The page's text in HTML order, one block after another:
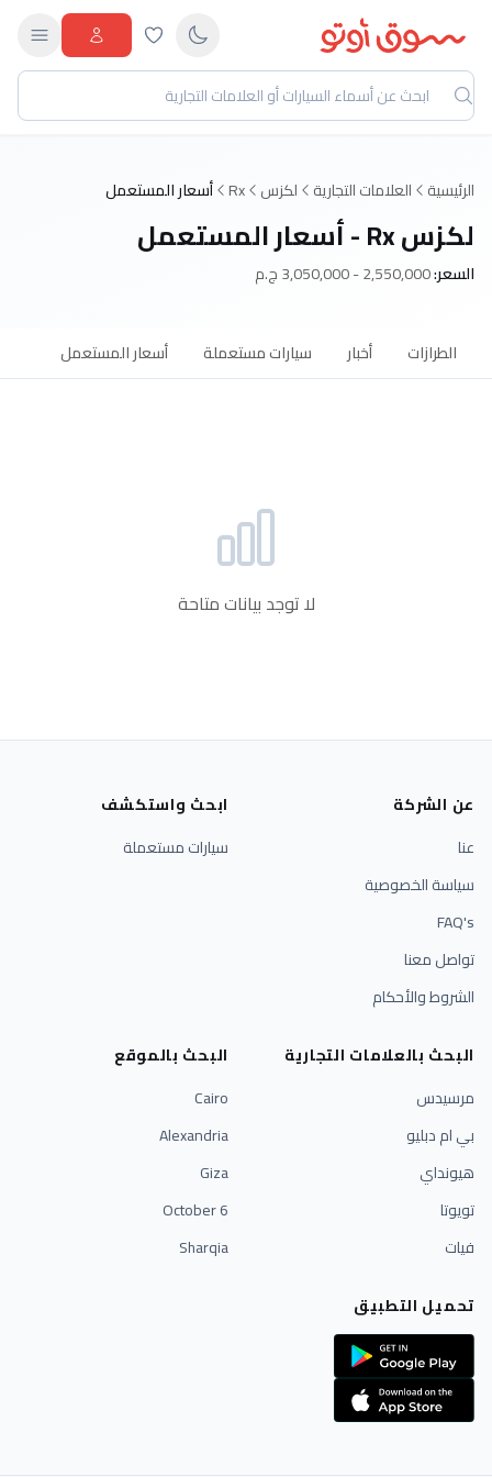
الرئيسية العلامات التجارية لكزس Rx أسعار المستعمل
لكزس Rx - أسعار المستعمل
السعر:
الطرازات أخبار سيارات مستعملة أسعار المستعمل
لا توجد بيانات متاحة
عن الشركة
عنا
سياسة الخصوصية
FAQ's
تواصل معنا
الشروط والأحكام
ابحث واستكشف
سيارات مستعملة
البحث بالعلامات التجارية
مرسيدس
بي ام دبليو
هيونداي
تويوتا
فيات
البحث بالموقع
Cairo
Alexandria
Giza
6 October
Sharqia
تحميل التطبيق